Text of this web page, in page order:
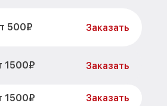
500₽ Заказать
1500₽ Заказать
1500₽ Заказать